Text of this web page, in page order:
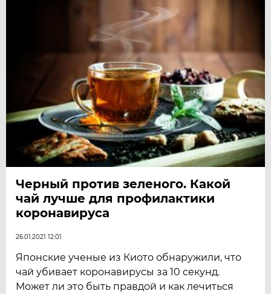
Черный против зеленого. Какой
чай лучше для профилактики
коронавируса
26.01.2021 12:01
Японские ученые из Киото обнаружили, что
чай убивает коронавирусы за 10 секунд.
Может ли это быть правдой и как лечиться